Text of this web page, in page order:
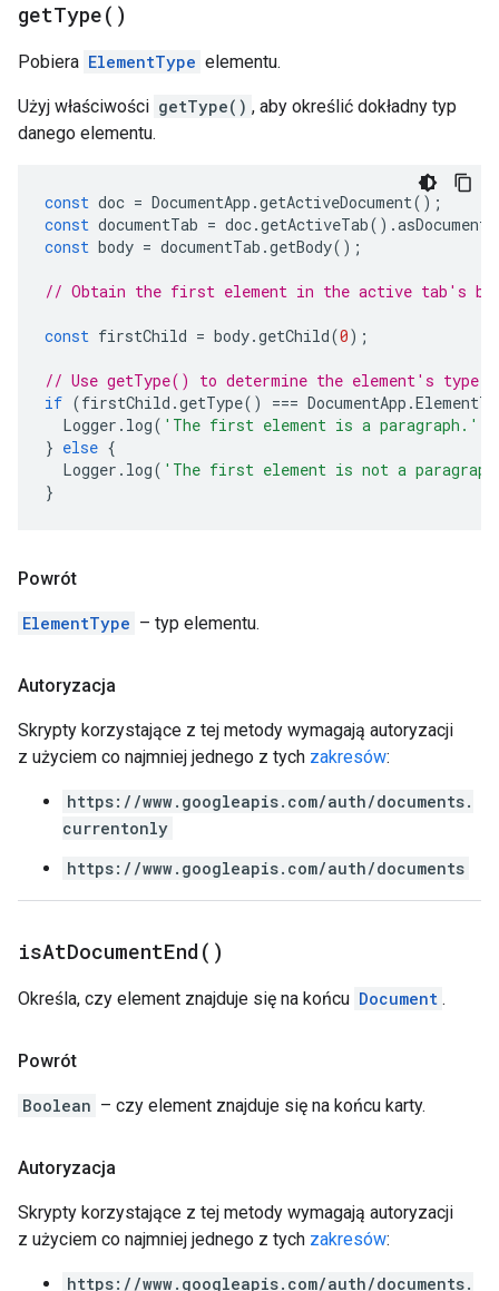
getType( )
Pobiera ElementType elementu.
Użyj właściwości getType() , aby określić dokładny typ
danego elementu.
const doc = DocumentApp .getActiveDocument();
const documentTab = doc.getActiveTab().
const body = documentTab .getBody();
// Obtain the first element in the active tab's
const firstChild = body.getChild(0);
// Use getType() to determine the element's type.
if (firstChild .getType() === DocumentApp .
Logger . log( 'The first element is a paragraph.'
} else {
Logger . log( 'The first element is not a
}
Powrót
ElementType – typ elementu.
Autoryzacja
Skrypty korzystające z tej metody wymagają autoryzacji
z użyciem co najmniej jednego z tych zakresów:
https://www.googleapis.com/auth/documents.
currentonly
https://www.googleapis.com/auth/documents
isAtDocumentEnd( )
Określa, czy element znajduje się na końcu Document .
Powrót
Boolean – czy element znajduje się na końcu karty.
Autoryzacja
Skrypty korzystające z tej metody wymagają autoryzacji
z użyciem co najmniej jednego z tych zakresów:
https://www.googleapis.com/auth/documents.